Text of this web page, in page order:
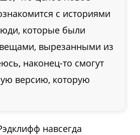
с историями
которые были
вырезанными из
наконец-то смогут
версию, которую
навсегда